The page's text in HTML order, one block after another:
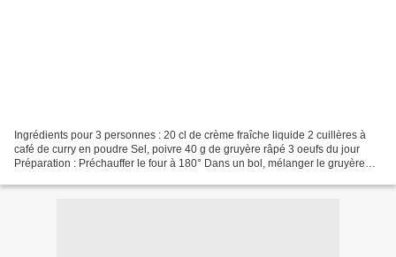
Ingrédients pour 3 personnes : 20 cl de crème fraîche liquide 2 cuillères à
café de curry en poudre Sel, poivre 40 g de gruyère râpé 3 oeufs du jour
Préparation : Préchauffer le four à 180° Dans un bol, mélanger le gruyère